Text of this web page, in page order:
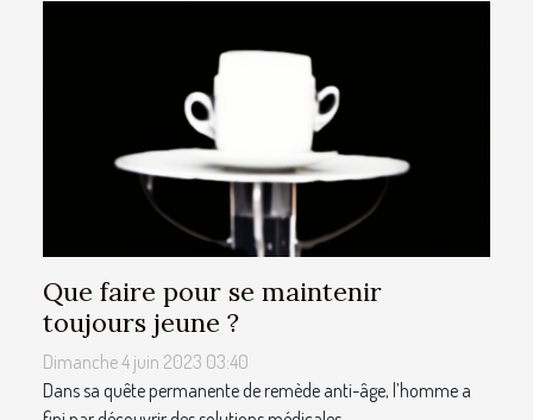
Que faire pour se maintenir
toujours jeune ?
Dimanche 4 juin 2023 03:40
Dans sa quête permanente de remède anti-âge, l’homme a